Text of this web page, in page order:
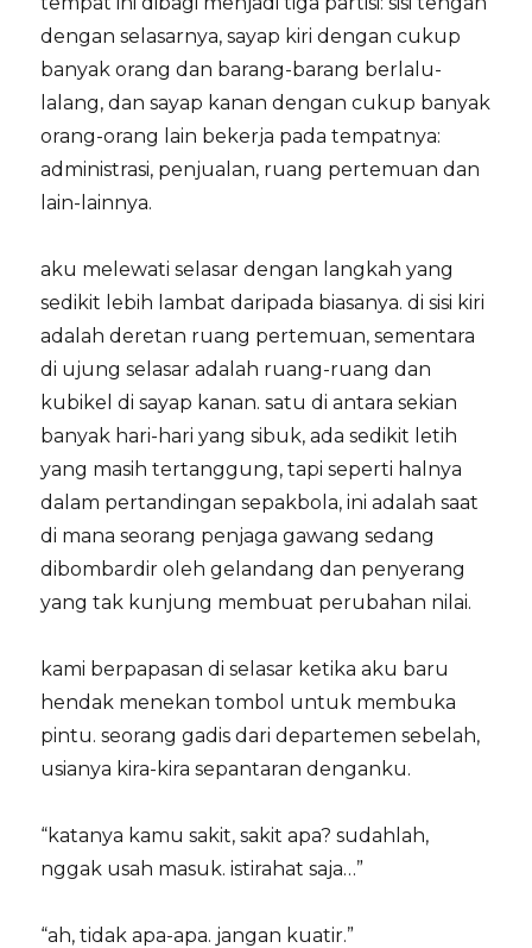
dengan selasarnya, sayap kiri dengan cukup
banyak orang dan barang-barang berlalu-
lalang, dan sayap kanan dengan cukup banyak
orang-orang lain bekerja pada tempatnya:
administrasi, penjualan, ruang pertemuan dan
lain-lainnya.
aku melewati selasar dengan langkah yang
sedikit lebih lambat daripada biasanya. di sisi kiri
adalah deretan ruang pertemuan, sementara
di ujung selasar adalah ruang-ruang dan
kubikel di sayap kanan. satu di antara sekian
banyak hari-hari yang sibuk, ada sedikit letih
yang masih tertanggung, tapi seperti halnya
dalam pertandingan sepakbola, ini adalah saat
di mana seorang penjaga gawang sedang
dibombardir oleh gelandang dan penyerang
yang tak kunjung membuat perubahan nilai.
kami berpapasan di selasar ketika aku baru
hendak menekan tombol untuk membuka
pintu. seorang gadis dari departemen sebelah,
usianya kira-kira sepantaran denganku.
“katanya kamu sakit, sakit apa? sudahlah,
nggak usah masuk. istirahat saja…”
“ah, tidak apa-apa. jangan kuatir.”